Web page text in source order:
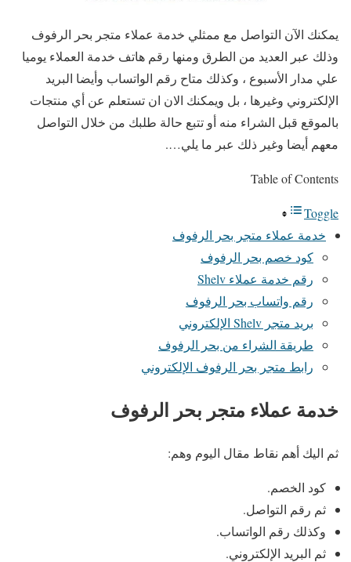
يمكنك الآن التواصل مع ممثلي خدمة عملاء متجر بحر الرفوف
وذلك عبر العديد من الطرق ومنها رقم هاتف خدمة العملاء يوميا
علي مدار الأسبوع ، وكذلك متاح رقم الواتساب وأيضا البريد
الإلكتروني وغيرها ، بل ويمكنك الان ان تستعلم عن أي منتجات
بالموقع قبل الشراء منه أو تتبع حالة طلبك من خلال التواصل
معهم أيضا وغير ذلك عبر ما يلي….
Table of Contents
Toggle
خدمة عملاء متجر بحر الرفوف
كود خصم بحر الرفوف
رقم خدمة عملاء Shelv
رقم واتساب بحر الرفوف
بريد متجر Shelv الإلكتروني
طريقة الشراء من بحر الرفوف
رابط متجر بحر الرفوف الإلكتروني
خدمة عملاء متجر بحر الرفوف
ثم اليك أهم نقاط مقال اليوم وهم:
كود الخصم.
ثم رقم التواصل.
وكذلك رقم الواتساب.
ثم البريد الإلكتروني.